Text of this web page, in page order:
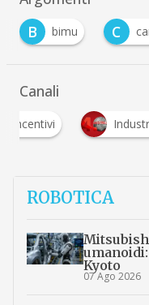
C
carboniero
Canali
Incentivi
ROBOTICA
Kyoto
07 Ago 2026